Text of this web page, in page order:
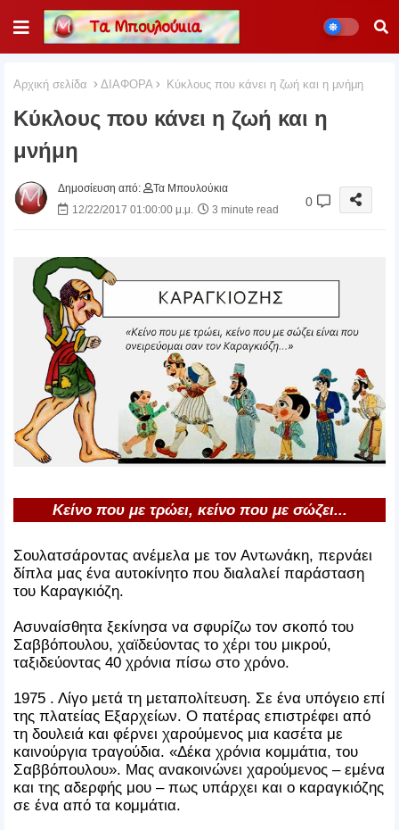
Αρχική σελίδα ΔΙΑΦΟΡΑ Κύκλους που κάνει η ζωή και η μνήμη
Κύκλους που κάνει η ζωή και η
μνήμη
Δημοσίευση από:
Τα Μπουλούκια
12/22/2017 01:00:00 μ.μ.
3 minute read
0
Κείνο που με τρώει, κείνο που με σώζει...
Σουλατσάροντας ανέμελα με τον Αντωνάκη, περνάει
δίπλα μας ένα αυτοκίνητο που διαλαλεί παράσταση
του Καραγκιόζη.
Ασυναίσθητα ξεκίνησα να σφυρίζω τον σκοπό του
Σαββόπουλου, χαϊδεύοντας το χέρι του μικρού,
ταξιδεύοντας 40 χρόνια πίσω στο χρόνο.
1975 . Λίγο μετά τη μεταπολίτευση. Σε ένα υπόγειο επί
της πλατείας Εξαρχείων. Ο πατέρας επιστρέφει από
τη δουλειά και φέρνει χαρούμενος μια κασέτα με
καινούργια τραγούδια. «Δέκα χρόνια κομμάτια, του
Σαββόπουλου». Μας ανακοινώνει χαρούμενος – εμένα
και της αδερφής μου – πως υπάρχει και ο καραγκιόζης
σε ένα από τα κομμάτια.